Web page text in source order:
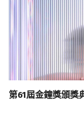
第61屆金鐘獎頒獎